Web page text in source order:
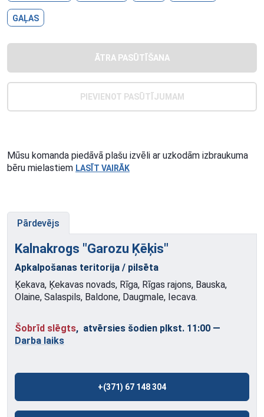
GAĻAS
ĀTRA PASŪTĪŠANA
PIEVIENOT PASŪTĪJUMAM
Mūsu komanda piedāvā plašu izvēli ar uzkodām izbraukuma
bēru mielastiem LASĪT VAIRĀK
Pārdevējs
Kalnakrogs "Garozu Ķēķis"
Apkalpošanas teritorija / pilsēta
Ķekava, Ķekavas novads, Rīga, Rīgas rajons, Bauska,
Olaine, Salaspils, Baldone, Daugmale, Iecava.
Šobrīd slēgts, atvērsies šodien plkst. 11:00 —
Darba laiks
+(371) 67 148 304